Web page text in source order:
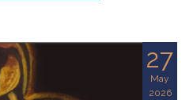
27
May
2026